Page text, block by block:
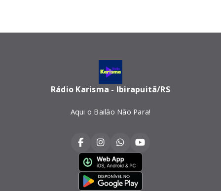
Rádio Karisma - Ibirapuitã/RS
Aqui o Bailão Não Para!